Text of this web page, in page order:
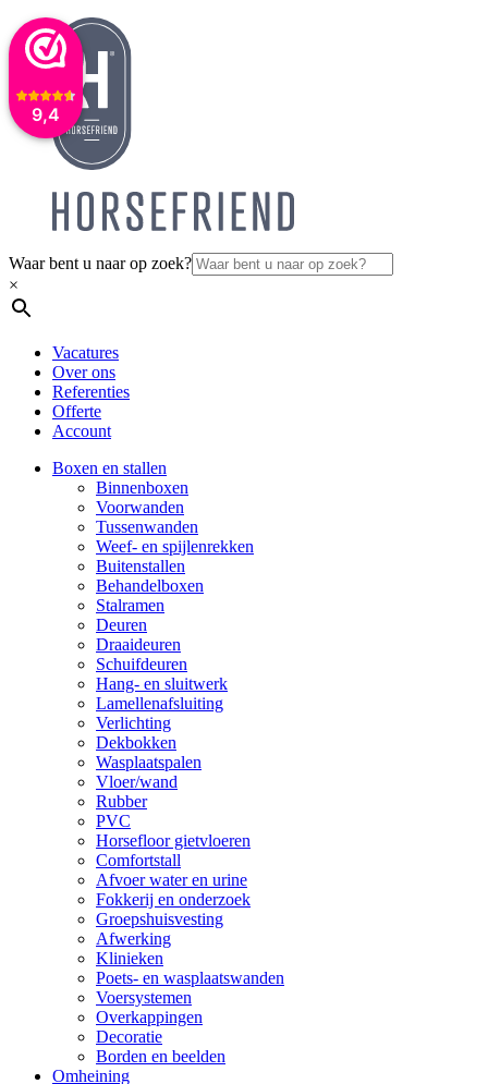
9,4
Waar bent u naar op zoek?
×
Vacatures
Over ons
Referenties
Offerte
Account
Boxen en stallen
Binnenboxen
Voorwanden
Tussenwanden
Weef- en spijlenrekken
Buitenstallen
Behandelboxen
Stalramen
Deuren
Draaideuren
Schuifdeuren
Hang- en sluitwerk
Lamellenafsluiting
Verlichting
Dekbokken
Wasplaatspalen
Vloer/wand
Rubber
PVC
Horsefloor gietvloeren
Comfortstall
Afvoer water en urine
Fokkerij en onderzoek
Groepshuisvesting
Afwerking
Klinieken
Poets- en wasplaatswanden
Voersystemen
Overkappingen
Decoratie
Borden en beelden
Omheining